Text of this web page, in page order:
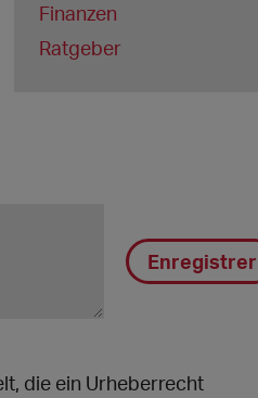
Finanzen
Ratgeber
Enregistrer
die ein Urheberrecht